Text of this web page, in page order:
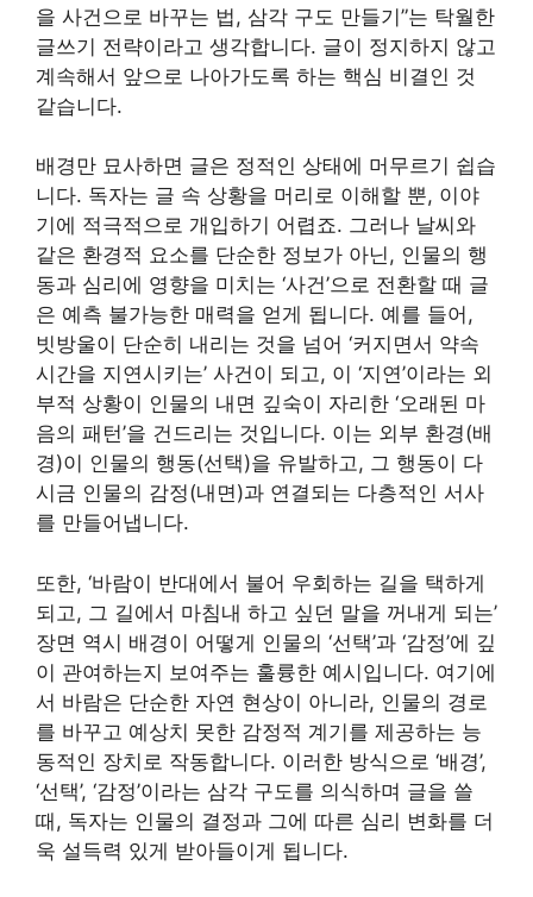
을 사건으로 바꾸는 법, 삼각 구도 만들기”는 탁월한
글쓰기 전략이라고 생각합니다. 글이 정지하지 않고
계속해서 앞으로 나아가도록 하는 핵심 비결인 것
같습니다.
배경만 묘사하면 글은 정적인 상태에 머무르기 쉽습
니다. 독자는 글 속 상황을 머리로 이해할 뿐, 이야
기에 적극적으로 개입하기 어렵죠. 그러나 날씨와
같은 환경적 요소를 단순한 정보가 아닌, 인물의 행
동과 심리에 영향을 미치는 ‘사건’으로 전환할 때 글
은 예측 불가능한 매력을 얻게 됩니다. 예를 들어,
빗방울이 단순히 내리는 것을 넘어 ‘커지면서 약속
시간을 지연시키는’ 사건이 되고, 이 ‘지연’이라는 외
부적 상황이 인물의 내면 깊숙이 자리한 ‘오래된 마
음의 패턴’을 건드리는 것입니다. 이는 외부 환경(배
경)이 인물의 행동(선택)을 유발하고, 그 행동이 다
시금 인물의 감정(내면)과 연결되는 다층적인 서사
를 만들어냅니다.
또한, ‘바람이 반대에서 불어 우회하는 길을 택하게
되고, 그 길에서 마침내 하고 싶던 말을 꺼내게 되는’
장면 역시 배경이 어떻게 인물의 ‘선택’과 ‘감정’에 깊
이 관여하는지 보여주는 훌륭한 예시입니다. 여기에
서 바람은 단순한 자연 현상이 아니라, 인물의 경로
를 바꾸고 예상치 못한 감정적 계기를 제공하는 능
동적인 장치로 작동합니다. 이러한 방식으로 ‘배경’,
‘선택’, ‘감정’이라는 삼각 구도를 의식하며 글을 쓸
때, 독자는 인물의 결정과 그에 따른 심리 변화를 더
욱 설득력 있게 받아들이게 됩니다.